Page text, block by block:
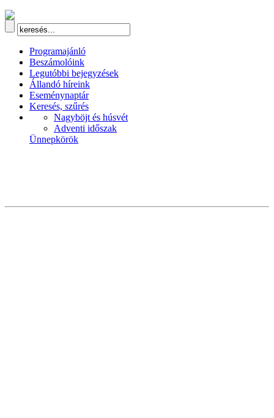
Programajánló
Beszámolóink
Legutóbbi bejegyzések
Állandó híreink
Eseménynaptár
Keresés, szűrés
Nagyböjt és húsvét
Adventi időszak
Ünnepkörök